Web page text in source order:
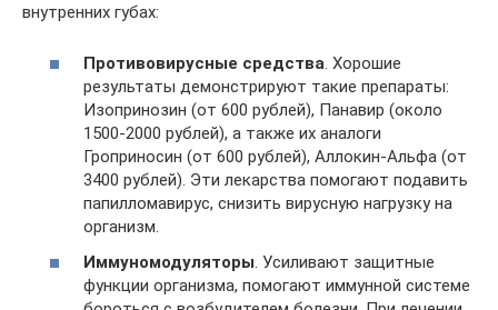
внутренних губах:
Противовирусные средства. Хорошие
результаты демонстрируют такие препараты:
Изопринозин (от 600 рублей), Панавир (около
1500-2000 рублей), а также их аналоги
Гроприносин (от 600 рублей), Аллокин-Альфа (от
3400 рублей). Эти лекарства помогают подавить
папилломавирус, снизить вирусную нагрузку на
организм.
Иммуномодуляторы. Усиливают защитные
функции организма, помогают иммунной системе